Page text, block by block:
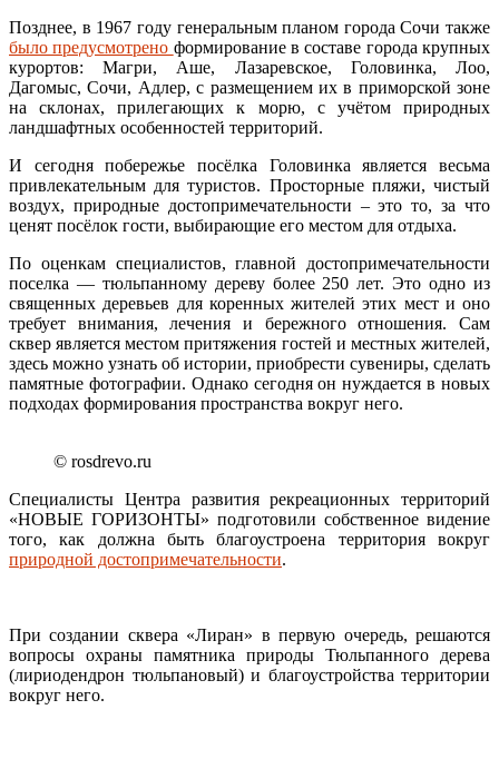
Позднее, в 1967 году генеральным планом города Сочи также
было предусмотрено формирование в составе города крупных
курортов: Магри, Аше, Лазаревское, Головинка, Лоо,
Дагомыс, Сочи, Адлер, с размещением их в приморской зоне
на склонах, прилегающих к морю, с учётом природных
ландшафтных особенностей территорий.
И сегодня побережье посёлка Головинка является весьма
привлекательным для туристов. Просторные пляжи, чистый
воздух, природные достопримечательности – это то, за что
ценят посёлок гости, выбирающие его местом для отдыха.
По оценкам специалистов, главной достопримечательности
поселка — тюльпанному дереву более 250 лет. Это одно из
священных деревьев для коренных жителей этих мест и оно
требует внимания, лечения и бережного отношения. Сам
сквер является местом притяжения гостей и местных жителей,
здесь можно узнать об истории, приобрести сувениры, сделать
памятные фотографии. Однако сегодня он нуждается в новых
подходах формирования пространства вокруг него.
© rosdrevo.ru
Специалисты Центра развития рекреационных территорий
«НОВЫЕ ГОРИЗОНТЫ» подготовили собственное видение
того, как должна быть благоустроена территория вокруг
природной достопримечательности.
При создании сквера «Лиран» в первую очередь, решаются
вопросы охраны памятника природы Тюльпанного дерева
(лириодендрон тюльпановый) и благоустройства территории
вокруг него.